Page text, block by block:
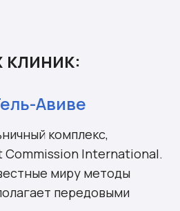
клиник:
Авиве
комплекс,
Commission International.
миру методы
передовыми